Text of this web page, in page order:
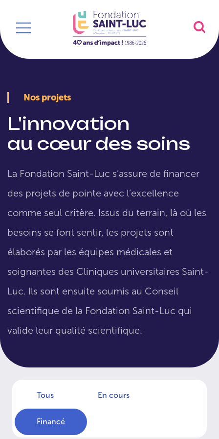
Nos projets
L'innovation
au cœur des soins
La Fondation Saint-Luc s’assure de financer
des projets de pointe avec l’excellence
comme seul critère. Issus du terrain, là où les
besoins se font sentir, les projets sont
élaborés par les équipes médicales et
soignantes des Cliniques universitaires Saint-
Luc. Ils sont ensuite soumis au Conseil
scientifique de la Fondation Saint-Luc qui
valide leur qualité scientifique.
Tous En cours
Financé